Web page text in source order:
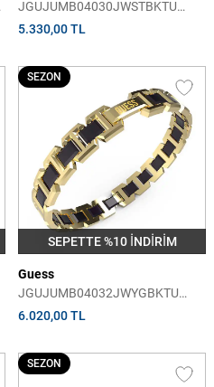
JGUJUMB04030JWSTBKTU
Erkek Bileklik
5.330,00 TL
SEPETTE %10 İNDİRİM
SEZON
Guess
JGUJUMB04032JWYGBKTU
Erkek Bileklik
6.020,00 TL
SEZON